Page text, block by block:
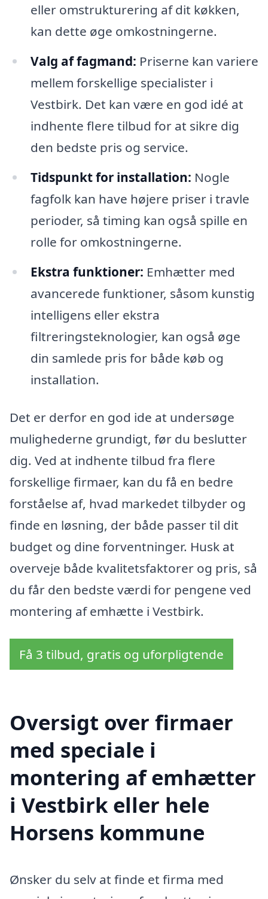
eller omstrukturering af dit køkken,
kan dette øge omkostningerne.
Valg af fagmand: Priserne kan variere
mellem forskellige specialister i
Vestbirk. Det kan være en god idé at
indhente flere tilbud for at sikre dig
den bedste pris og service.
Tidspunkt for installation: Nogle
fagfolk kan have højere priser i travle
perioder, så timing kan også spille en
rolle for omkostningerne.
Ekstra funktioner: Emhætter med
avancerede funktioner, såsom kunstig
intelligens eller ekstra
filtreringsteknologier, kan også øge
din samlede pris for både køb og
installation.
Det er derfor en god ide at undersøge
mulighederne grundigt, før du beslutter
dig. Ved at indhente tilbud fra flere
forskellige firmaer, kan du få en bedre
forståelse af, hvad markedet tilbyder og
finde en løsning, der både passer til dit
budget og dine forventninger. Husk at
overveje både kvalitetsfaktorer og pris, så
du får den bedste værdi for pengene ved
montering af emhætte i Vestbirk.
Få 3 tilbud, gratis og uforpligtende
Oversigt over firmaer
med speciale i
montering af emhætter
i Vestbirk eller hele
Horsens kommune
Ønsker du selv at finde et firma med